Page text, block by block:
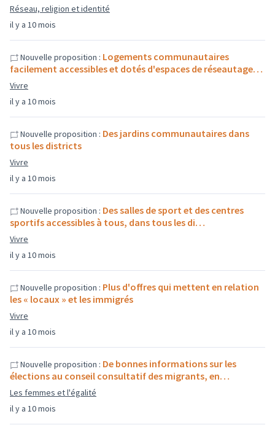
il y a 10 mois
Réseau, religion et identité
il y a 10 mois
Nouvelle proposition : Logements communautaires
facilement accessibles et dotés d'espaces de réseautage…
Vivre
il y a 10 mois
Nouvelle proposition : Des jardins communautaires dans
tous les districts
Vivre
il y a 10 mois
Nouvelle proposition : Des salles de sport et des centres
sportifs accessibles à tous, dans tous les di…
Vivre
il y a 10 mois
Nouvelle proposition : Plus d'offres qui mettent en relation
les « locaux » et les immigrés
Vivre
il y a 10 mois
Nouvelle proposition : De bonnes informations sur les
élections au conseil consultatif des migrants, en…
Les femmes et l'égalité